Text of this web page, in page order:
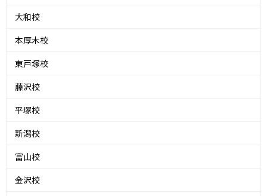
大和校
本厚木校
東戸塚校
藤沢校
平塚校
新潟校
富山校
金沢校